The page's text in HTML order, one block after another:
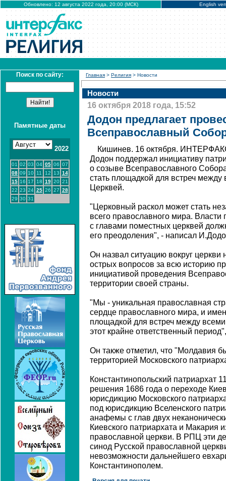
Обновлено: 12 августа 2022 года, 20:00 (МСК) English
Поиск по сайту:
Памятные даты
2022
01 02 03 04 05 06 07
08 09 10 11 12 13 14
15 16 17 18 19 20 21
22 23 24 25 26 27 28
29 30 31
Главная > Религия > Новости
Новости
16 октября 2018 года, 15:52
Додон предлагает
Всеправославный
Кишинев. 16 октября.
Додон поддержал инициативу
о созыве Всеправославного
стать площадкой для встреч
Церквей.
"Церковный раскол может стать
всего православного мира.
с главами поместных церквей
его преодоления", - написал
Он назвал ситуацию вокруг
острых вопросов за всю историю
инициативой проведения
территории своей страны.
"Мы - уникальная православная
сердце православного мира, и
площадкой для встреч между
этот крайне ответственный
Он также отметил, что "Молдавия
территорией Московского
Константинопольский патриархат
решения 1686 года о переходе
юрисдикцию Московского
под юрисдикцию Вселенского
анафемы с глав двух
Киевского патриархата и Макария
православной церкви. В РПЦ эти
синод Русской православной
невозможности дальнейшего
Константинополем.